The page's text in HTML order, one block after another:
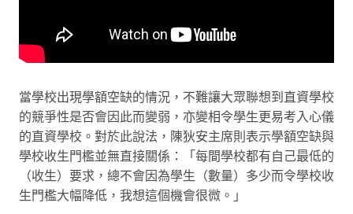
當學校出現學額空缺的情況，不難讓大眾聯想到直資學校
的競爭性是否會因此而變弱，亦變相令學生更易考入心儀
的直資學校。對於此說法，陳狄安主席則表示學額空缺與
學校收生門檻並無直接關係：「每間學校都有自己最低的
（收生）要求，總不會因為學生（數量）多少而令學校收
生門檻大幅降低，我想這個機會很微。」